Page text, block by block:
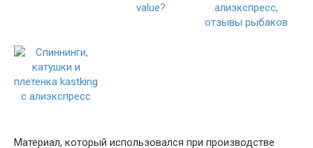
Материал, который использовался при производстве